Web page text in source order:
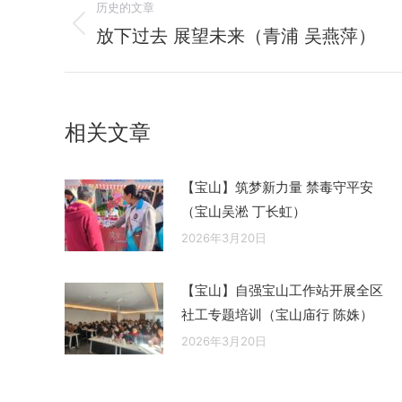
章
导
历史的文章
历
章：
放下过去 展望未来（青浦 吴燕萍）
相关文章
【宝山】筑梦新力量 禁毒守平安
（宝山吴淞 丁长虹）
2026年3月20日
【宝山】自强宝山工作站开展全区
社工专题培训（宝山庙行 陈姝）
2026年3月20日